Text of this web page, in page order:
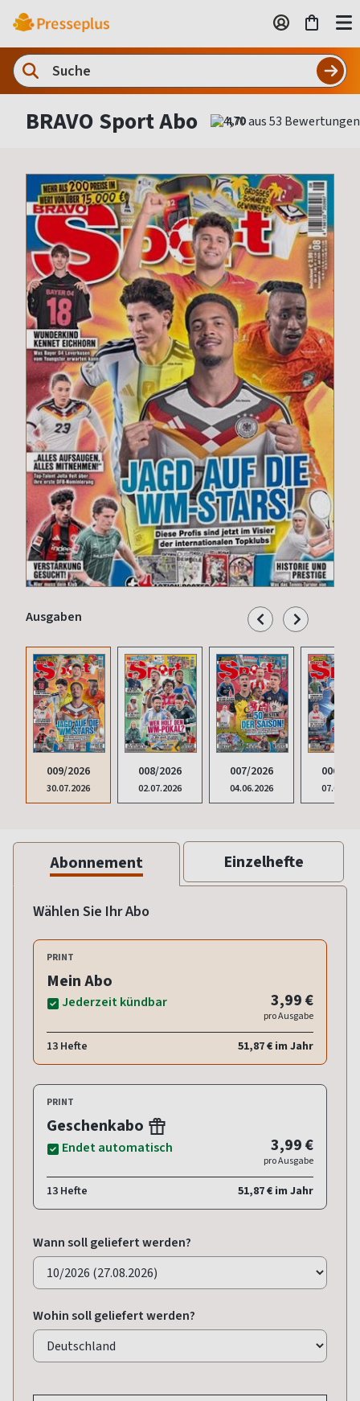
BRAVO Sport Abo 4,70
Ausgaben
009/2026
30.07.2026
008/2026
02.07.2026
007/2026
04.06.2026
006/
Abonnement Einzelhefte
Wählen Sie Ihr Abo
PRINT
Mein Abo
Jederzeit kündbar 3,99 €
pro Ausgabe
13 Hefte 51,87 € im Jahr
PRINT
Geschenkabo
Endet automatisch 3,99 €
pro Ausgabe
13 Hefte 51,87 € im Jahr
Wann soll geliefert werden?
Wohin soll geliefert werden?